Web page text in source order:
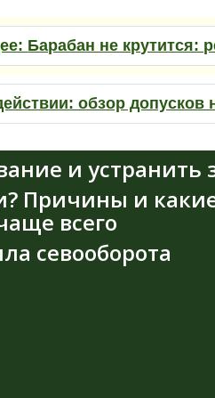
Барабан не крутится:
обзор допусков
и устранить
Причины и
всего
севооборота